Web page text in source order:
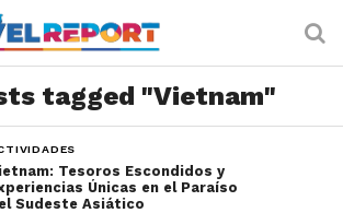
tagged "Vietnam"
Tesoros Escondidos y
Únicas en el Paraíso
Sudeste Asiático